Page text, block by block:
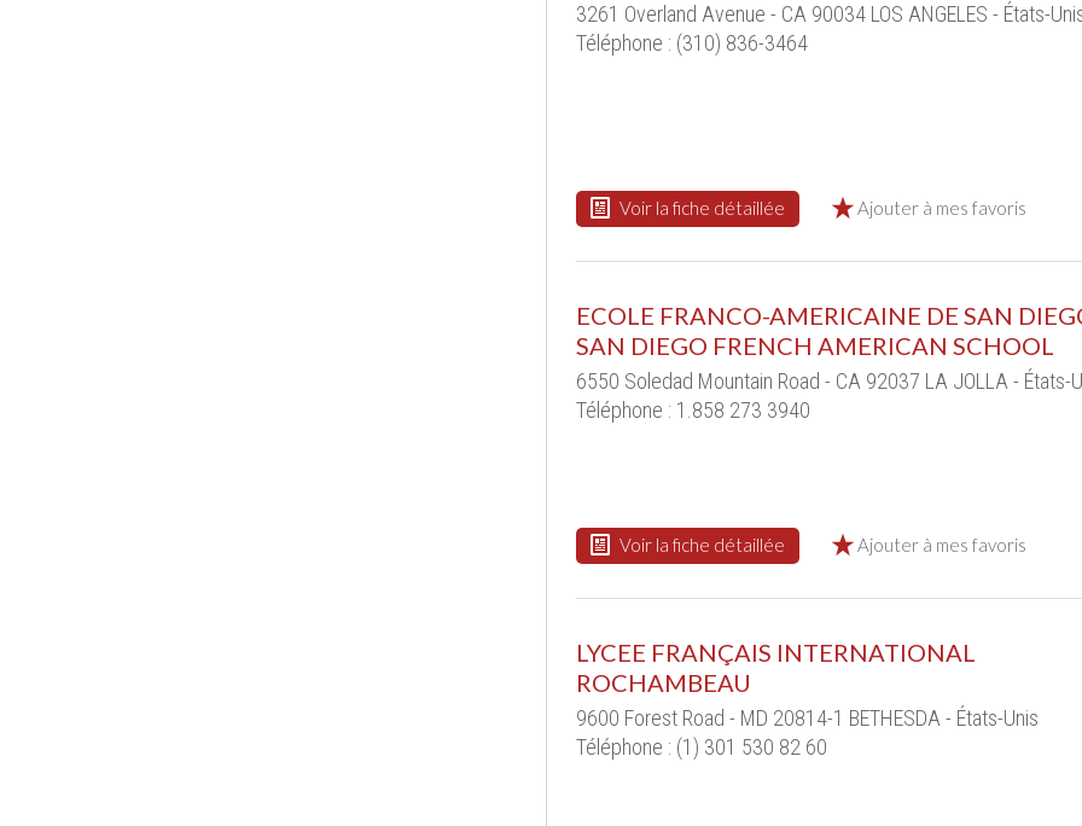
3261 Overland Avenue - CA 90034 LOS ANGELES - États-
Téléphone : (310) 836-3464
Voir la fiche détaillée Ajouter à mes favoris
ECOLE FRANCO-AMERICAINE DE SAN
SAN DIEGO FRENCH AMERICAN SCHOOL
6550 Soledad Mountain Road - CA 92037 LA JOLLA - États-
Téléphone : 1.858 273 3940
Voir la fiche détaillée Ajouter à mes favoris
LYCEE FRANÇAIS INTERNATIONAL
ROCHAMBEAU
9600 Forest Road - MD 20814-1 BETHESDA - États-Unis
Téléphone : (1) 301 530 82 60